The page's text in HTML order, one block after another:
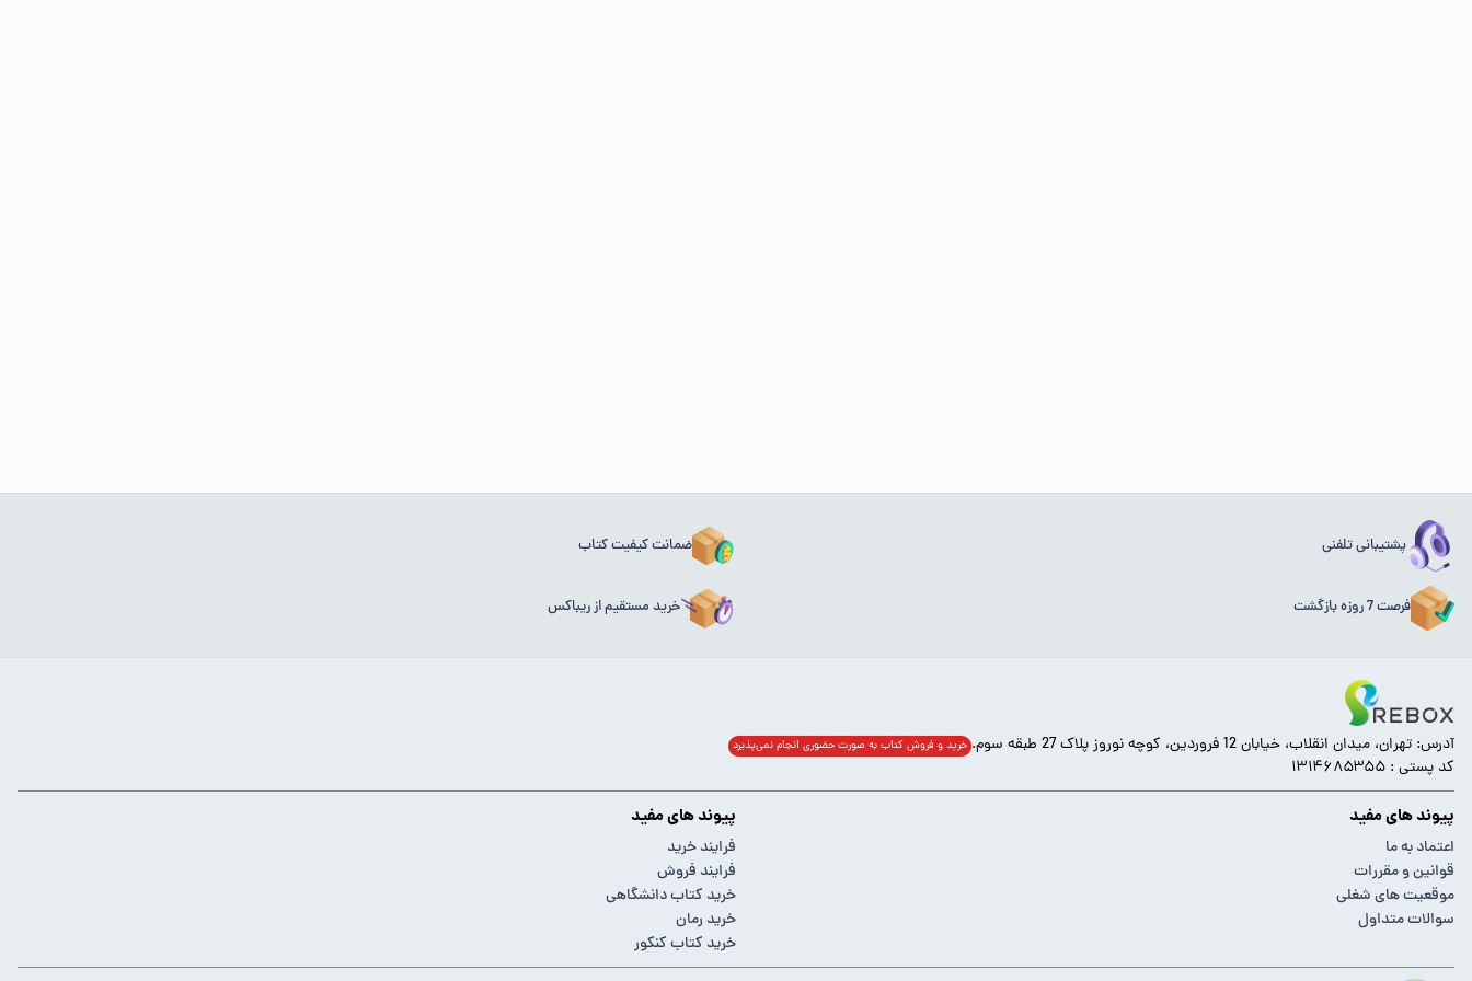
پشتیبانی تلفنی ضمانت کیفیت کتاب
فرصت 7 روزه بازگشت خرید مستقیم از ریباکس
آدرس: تهران، میدان انقلاب، خیابان 12 فروردین، کوچه نوروز پلاک 27 طبقه سوم. خرید و فروش کتاب به صورت حضوری انجام‌ نمی‌پذیرد
کد پستی : ۱۳۱۴۶۸۵۳۵۵
پیوند های مفید
اعتماد به ما
قوانین و مقررات
موقعیت های شغلی
سوالات متداول
پیوند های مفید
فرایند خرید
فرایند فروش
خرید کتاب دانشگاهی
خرید رمان
خرید کتاب کنکور